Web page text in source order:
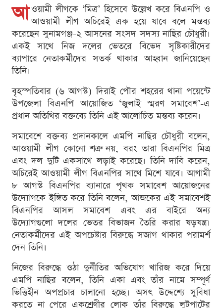
আ ওয়ামী লীগকে ‘মিত্র’ হিসেবে উল্লেখ করে বিএনপি ও
আওয়ামী লীগ অচিরেই এক হয়ে যাবে বলে মন্তব্য
করেছেন সুনামগঞ্জ-২ আসনের সংসদ সদস্য নাছির চৌধুরী।
একই সাথে নিজ দলের ভেতরে বিভেদ সৃষ্টিকারীদের
ব্যাপারে নেতাকর্মীদের সতর্ক থাকার আহ্বান জানিয়েছেন
তিনি।
বৃহস্পতিবার (৬ আগস্ট) দিরাই পৌর শহরের থানা পয়েন্টে
উপজেলা বিএনপি আয়োজিত ‘জুলাই স্মরণ সমাবেশ’-এ
প্রধান অতিথির বক্তব্যে তিনি এই আলোচিত মন্তব্য করেন।
সমাবেশে বক্তব্য প্রদানকালে এমপি নাছির চৌধুরী বলেন,
আওয়ামী লীগ কোনো শত্রু নয়, বরং তারা বিএনপির মিত্র
এবং দল দুটি একসাথে লড়াই করেছে। তিনি দাবি করেন,
অচিরেই আওয়ামী লীগ বিএনপির সাথে মিশে যাবে। আগামী
৮ আগস্ট বিএনপির ব্যানারে পৃথক সমাবেশ আয়োজনের
উদ্যোগকে ইঙ্গিত করে তিনি বলেন, আজকের এই সমাবেশই
বিএনপির আসল সমাবেশ এবং এর বাইরে অন্য
উদ্যোগগুলো দলের ভেতর বিভাজন তৈরি করার ষড়যন্ত্র।
নেতাকর্মীদের এই অপচেষ্টার বিরুদ্ধে সজাগ থাকার পরামর্শ
দেন তিনি।
নিজের বিরুদ্ধে ওঠা দুর্নীতির অভিযোগ খারিজ করে দিয়ে
এমপি নাছির বলেন, তিনি একা এবং তাঁর নামে সম্পূর্ণ
ভিত্তিহীন অপপ্রচার চালানো হচ্ছে। অসৎ উদ্দেশ্যে সুবিধা
করতে না পেরে একশ্রেণীর লোক তাঁর বিরুদ্ধে লুটপাটের